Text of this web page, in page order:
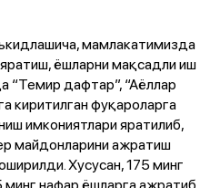
мамлакатимизда
ёшларни мақсадли иш
“Темир дафтар”, “Аёллар
киритилган фуқароларга
имкониятлари яратилиб,
майдонларини ажратиш
Хусусан, 175 минг